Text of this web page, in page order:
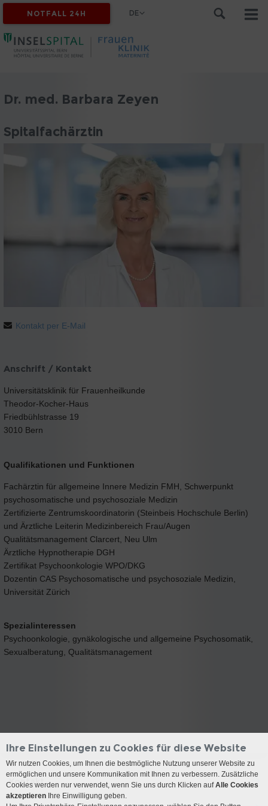
NOTFALL 24H DE
Dr. med. Barbara Zeyen
Spitalfachärztin
Kontakt per E-Mail
Anschrift / Kontakt
Universitätsklinik für Frauenheilkunde
Theodor-Kocher-Haus
Friedbühlstrasse 19
3010 Bern
Qualifikationen und Funktionen
Fachärztin für allgemeine Innere Medizin FMH, Schwerpunkt
psychosomatische und psychosoziale Medizin
Zertifizierte Zentrumskoordinatorin (Steinbeis Hochschule Berlin)
und Ärztliche Leiterin Medizinbereich Frau/Augen
Qualitätsmanagement Clarcert, Neu Ulm
Ärztliche Hypnotherapie DGH
Zertifikat Psychoonkologie WPO/DKG
Dozentin CAS Psychosomatische und psychosoziale Medizin,
Universität Zürich
Spezialinteressen
Psychoonkologie, gynäkologische und allgemeine Psychosomatik,
Sexualberatung, Qualitätsmanagement
Kontakt
Ihre Einstellungen zu Cookies für diese Website
Wir nutzen Cookies, um Ihnen die bestmögliche Nutzung unserer Website zu
ermöglichen und unsere Kommunikation mit Ihnen zu verbessern. Zusätzliche
Cookies werden nur verwendet, wenn Sie uns durch Klicken aufAlle Cookies
akzeptieren Ihre Einwilligung geben.